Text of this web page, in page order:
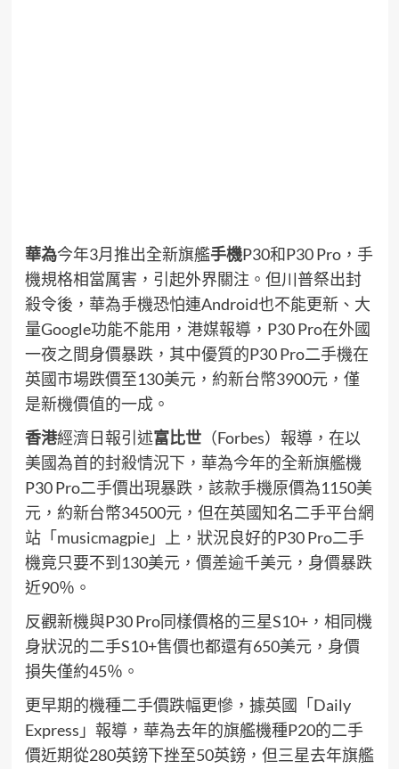
華為今年3月推出全新旗艦手機P30和P30 Pro，手
機規格相當厲害，引起外界關注。但川普祭出封
殺令後，華為手機恐怕連Android也不能更新、大
量Google功能不能用，港媒報導，P30 Pro在外國
一夜之間身價暴跌，其中優質的P30 Pro二手機在
英國市場跌價至130美元，約新台幣3900元，僅
是新機價值的一成。
香港經濟日報引述富比世（Forbes）報導，在以
美國為首的封殺情況下，華為今年的全新旗艦機
P30 Pro二手價出現暴跌，該款手機原價為1150美
元，約新台幣34500元，但在英國知名二手平台網
站「musicmagpie」上，狀況良好的P30 Pro二手
機竟只要不到130美元，價差逾千美元，身價暴跌
近90％。
反觀新機與P30 Pro同樣價格的三星S10+，相同機
身狀況的二手S10+售價也都還有650美元，身價
損失僅約45％。
更早期的機種二手價跌幅更慘，據英國「Daily
Express」報導，華為去年的旗艦機種P20的二手
價近期從280英鎊下挫至50英鎊，但三星去年旗艦